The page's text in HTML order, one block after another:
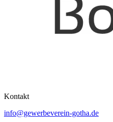
Kontakt
info@gewerbeverein-gotha.de